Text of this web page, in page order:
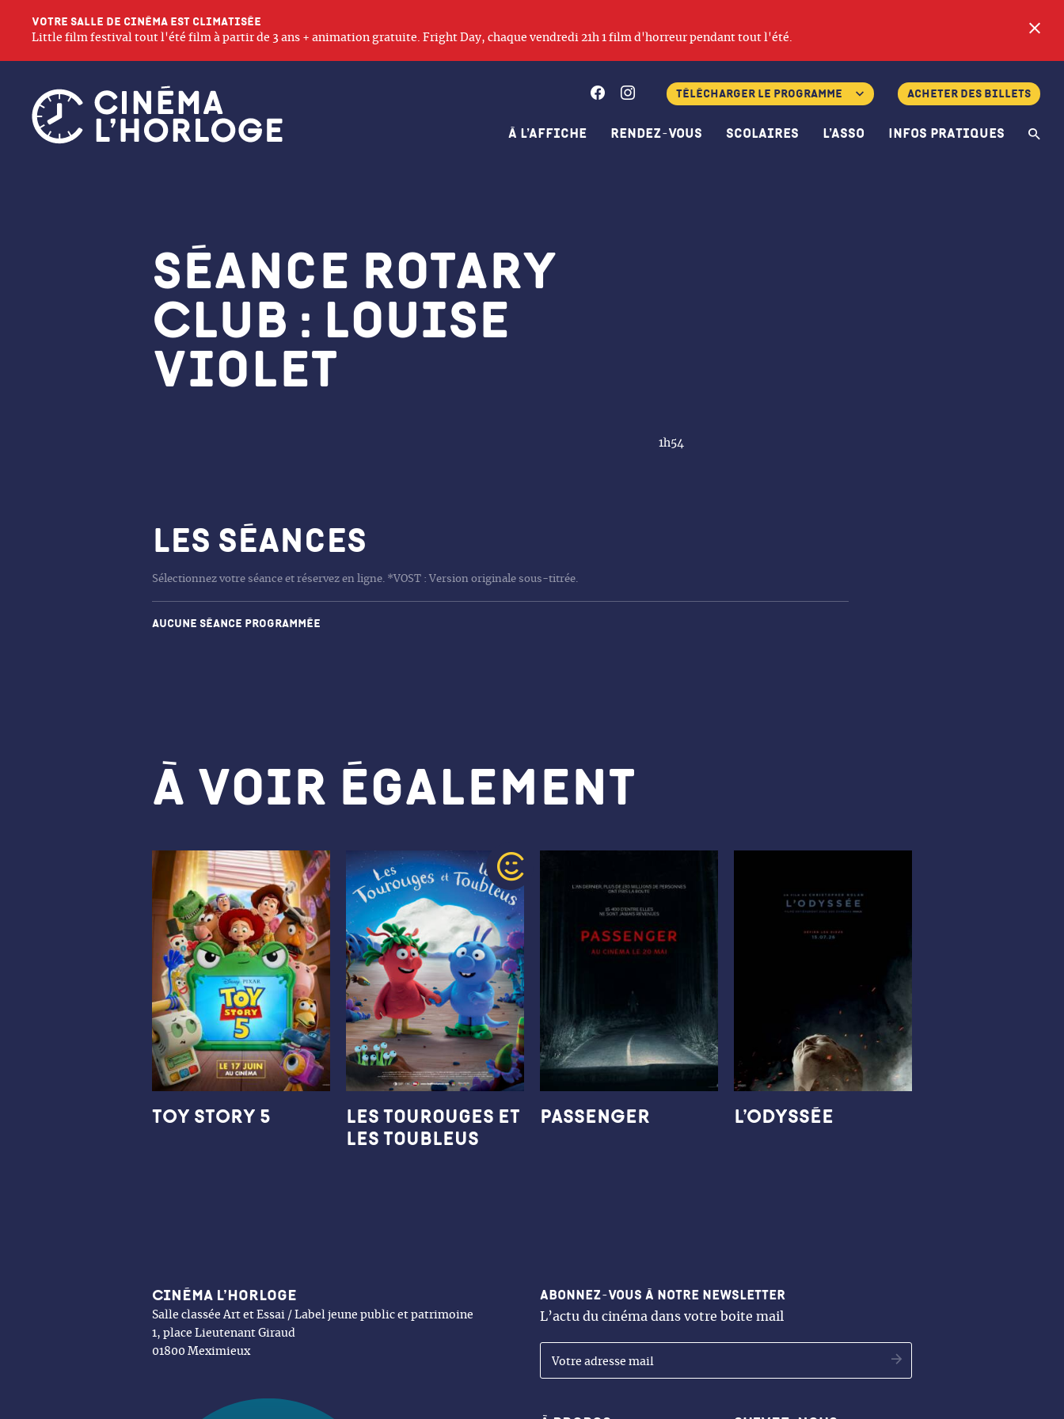
Votre salle de cinéma est climatisée
Little film festival tout l'été film à partir de 3 ans + animation gratuite. Fright Day, chaque vendredi 21h 1 film d'horreur pendant tout l'été.
À l’affiche Rendez-vous Scolaires L’asso Infos pratiques
FacebookInstagramTélécharger le programme Acheter des billets
Séance Rotary
Club : Louise
Violet
1h54
Les séances
Sélectionnez votre séance et réservez en ligne. *VOST : Version originale sous-titrée.
Aucune séance programmée
À voir également
TOY STORY 5
Les Tourouges et
les Toubleus
PASSENGER L’ODYSSÉE
Cinéma l’Horloge
Salle classée Art et Essai / Label jeune public et patrimoine
1, place Lieutenant Giraud
01800 Meximieux
Abonnez-vous à notre newsletter
L’actu du cinéma dans votre boite mail